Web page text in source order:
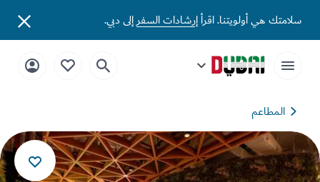
هي أولويتنا. اقرأإرشادات السفرإلى دبي.
المطاعم